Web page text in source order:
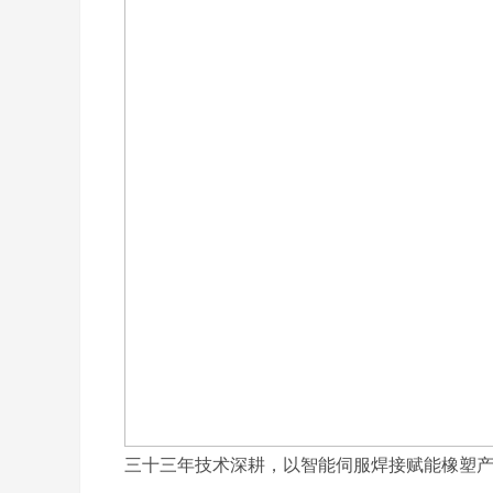
三十三年技术深耕，以智能伺服焊接赋能橡塑